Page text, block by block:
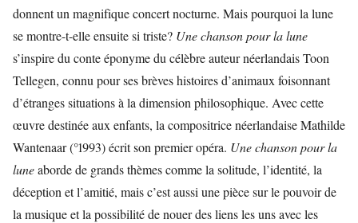
donnent un magnifique concert nocturne. Mais pourquoi la lune
se montre-t-elle ensuite si triste? Une chanson pour la lune
s’inspire du conte éponyme du célèbre auteur néerlandais Toon
Tellegen, connu pour ses brèves histoires d’animaux foisonnant
d’étranges situations à la dimension philosophique. Avec cette
œuvre destinée aux enfants, la compositrice néerlandaise Mathilde
Wantenaar (°1993) écrit son premier opéra. Une chanson pour la
luneaborde de grands thèmes comme la solitude, l’identité, la
déception et l’amitié, mais c’est aussi une pièce sur le pouvoir de
la musique et la possibilité de nouer des liens les uns avec les